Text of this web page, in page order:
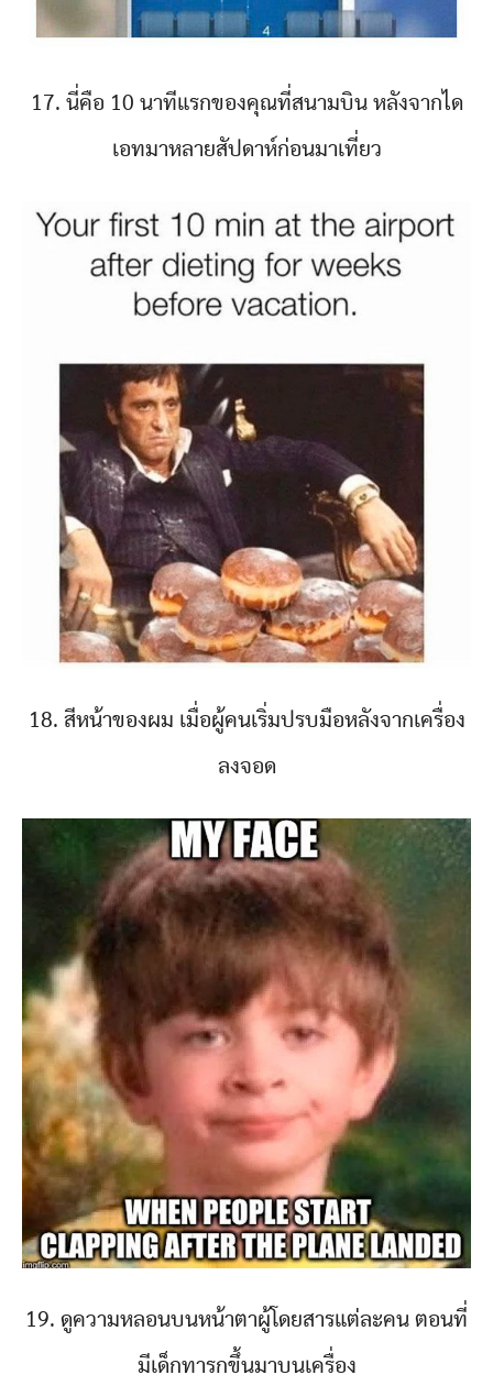
17. นี่คือ 10 นาทีแรกของคุณที่สนามบิน หลังจากได
เอทมาหลายสัปดาห์ก่อนมาเที่ยว
18. สีหน้าของผม เมื่อผู้คนเริ่มปรบมือหลังจากเครื่อง
ลงจอด
19. ดูความหลอนบนหน้าตาผู้โดยสารแต่ละคน ตอนที่
มีเด็กทารกขึ้นมาบนเครื่อง